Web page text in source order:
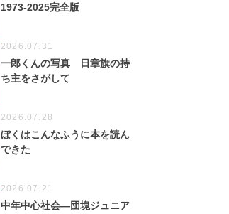
1973-2025完全版
2026.07.31
一郎くんの写真 日章旗の持
ち主をさがして
2026.07.28
ぼくはこんなふうに本を読ん
できた
2026.07.21
中年中心社会―団塊ジュニア